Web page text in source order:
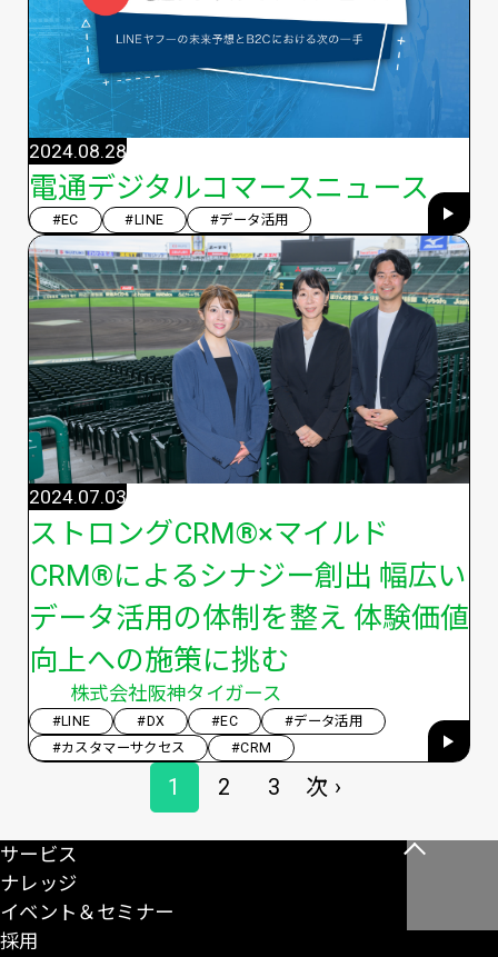
電通デジタルコマースニュース
2024.08.28
#EC #LINE #データ活用
ストロングCRM®×マイルド
CRM®によるシナジー創出 幅広い
データ活用の体制を整え 体験価値
向上への施策に挑む
株式会社阪神タイガース
2024.07.03
#LINE #DX #EC
#データ活用
#カスタマーサクセス
#CRM
ジ
ペ
ー
1
ペ
ー
2
ペ
ー
3
次
ペ
次 ›
こ
サービス
ナレッジ
イベント＆セミナー
採用